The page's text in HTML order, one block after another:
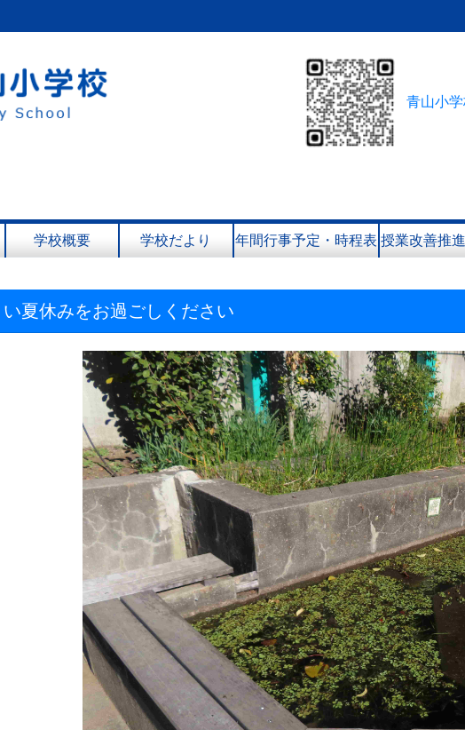
青山小
学校概要 学校だより 年間行事予定・時程表 授業改善推
い夏休みをお過ごしください
Previous